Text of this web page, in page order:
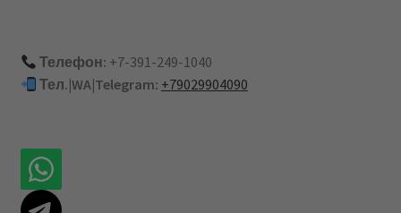
Телефон: +7-391-249-1040
Тел.|WA|Telegram: +79029904090